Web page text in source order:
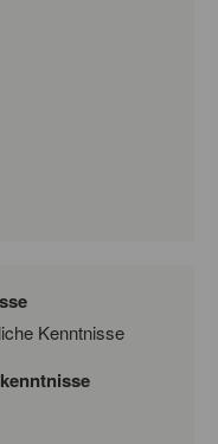
Kenntnisse